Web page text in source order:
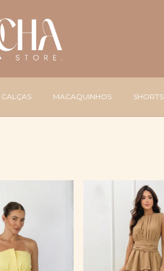
CALÇAS MACAQUINHOS SHORTS